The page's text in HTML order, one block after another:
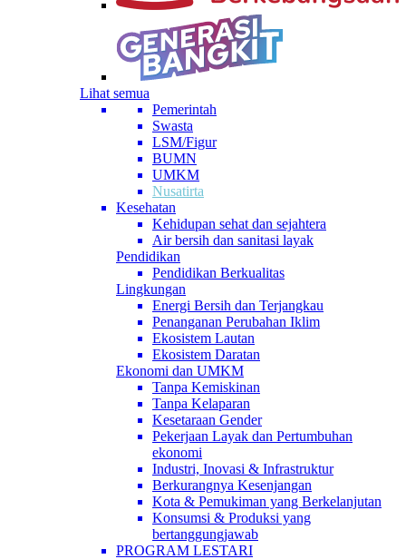
Lihat semua
Pemerintah
Swasta
LSM/Figur
BUMN
UMKM
Nusatirta
Kesehatan
Kehidupan sehat dan sejahtera
Air bersih dan sanitasi layak
Pendidikan
Pendidikan Berkualitas
Lingkungan
Energi Bersih dan Terjangkau
Penanganan Perubahan Iklim
Ekosistem Lautan
Ekosistem Daratan
Ekonomi dan UMKM
Tanpa Kemiskinan
Tanpa Kelaparan
Kesetaraan Gender
Pekerjaan Layak dan Pertumbuhan
ekonomi
Industri, Inovasi & Infrastruktur
Berkurangnya Kesenjangan
Kota & Pemukiman yang Berkelanjutan
Konsumsi & Produksi yang
bertanggungjawab
PROGRAM LESTARI